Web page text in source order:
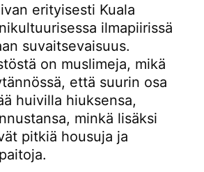
erityisesti Kuala
ilmapiirissä
suvaitsevaisuus.
on muslimeja, mikä
että suurin osa
huivilla hiuksensa,
minkä lisäksi
pitkiä housuja ja